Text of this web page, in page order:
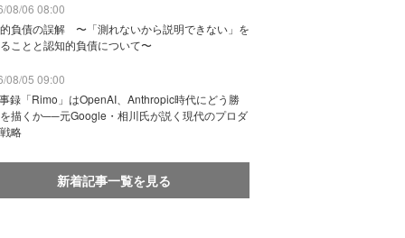
08/06 08:00
負債の誤解 〜「測れないから説明できない」を
ことと認知的負債について〜
08/05 09:00
録「Rimo」はOpenAI、Anthropic時代にどう勝
描くか──元Google・相川氏が説く現代のプロダ
略
新着記事一覧を見る